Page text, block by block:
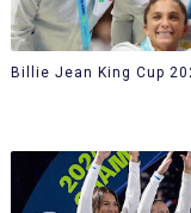
Billie Jean King Cup